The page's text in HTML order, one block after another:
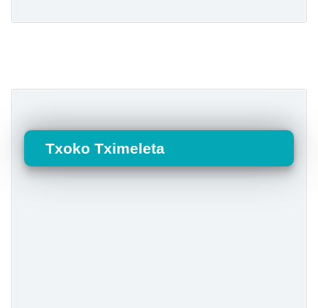
Txoko Tximeleta